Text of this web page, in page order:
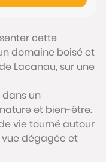
cette
domaine boisé et
Lacanau, sur une
un
et bien-être.
vie tourné autour
dégagée et